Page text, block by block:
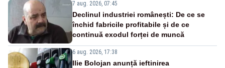
7 aug. 2026, 07:45
Declinul industriei românești: De ce se
închid fabricile profitabile și de ce
continuă exodul forței de muncă
6 aug. 2026, 17:38
Ilie Bolojan anunță ieftinirea